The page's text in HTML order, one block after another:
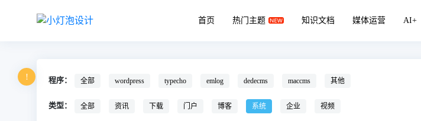
首页 热门主题 知识文档 媒体运营 AI+
程序： 全部 wordpress typecho emlog dedecms maccms 其他
类型： 全部 资讯 下载 门户 博客 系统 企业 视频
!